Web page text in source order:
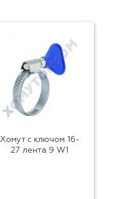
Хомут с ключом 16-
27 лента 9 W1